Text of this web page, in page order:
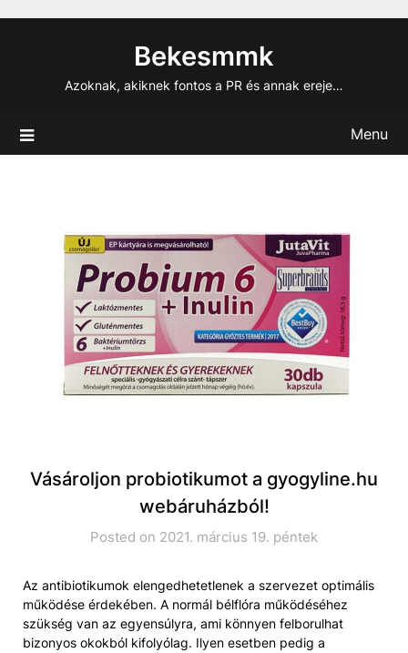
Bekesmmk
Azoknak, akiknek fontos a PR és annak ereje…
Menu
Vásároljon probiotikumot a gyogyline.hu
webáruházból!
Posted on 2021. március 19. péntek
Az antibiotikumok elengedhetetlenek a szervezet optimális
működése érdekében. A normál bélflóra működéséhez
szükség van az egyensúlyra, ami könnyen felborulhat
bizonyos okokból kifolyólag. Ilyen esetben pedig a